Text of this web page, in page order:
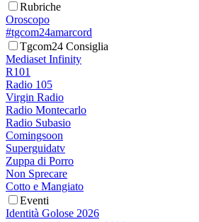
Rubriche
Oroscopo
#tgcom24amarcord
Tgcom24 Consiglia
Mediaset Infinity
R101
Radio 105
Virgin Radio
Radio Montecarlo
Radio Subasio
Comingsoon
Superguidatv
Zuppa di Porro
Non Sprecare
Cotto e Mangiato
Eventi
Identità Golose 2026